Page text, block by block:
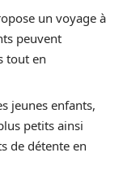
un voyage à
peuvent
tout en
jeunes enfants,
petits ainsi
de détente en